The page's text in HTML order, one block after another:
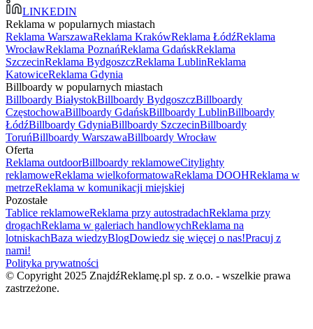
LINKEDIN
Reklama w popularnych miastach
Reklama WarszawaReklama KrakówReklama ŁódźReklama
WrocławReklama PoznańReklama GdańskReklama
SzczecinReklama BydgoszczReklama LublinReklama
KatowiceReklama Gdynia
Billboardy w popularnych miastach
Billboardy BiałystokBillboardy BydgoszczBillboardy
CzęstochowaBillboardy GdańskBillboardy LublinBillboardy
ŁódźBillboardy GdyniaBillboardy SzczecinBillboardy
ToruńBillboardy WarszawaBillboardy Wrocław
Oferta
Reklama outdoorBillboardy reklamoweCitylighty
reklamoweReklama wielkoformatowaReklama DOOHReklama w
metrzeReklama w komunikacji miejskiej
Pozostałe
Tablice reklamoweReklama przy autostradachReklama przy
drogachReklama w galeriach handlowychReklama na
lotniskachBaza wiedzyBlogDowiedz się więcej o nas!Pracuj z
nami!
Polityka prywatności
© Copyright 2025 ZnajdźReklamę.pl sp. z o.o. - wszelkie prawa
zastrzeżone.